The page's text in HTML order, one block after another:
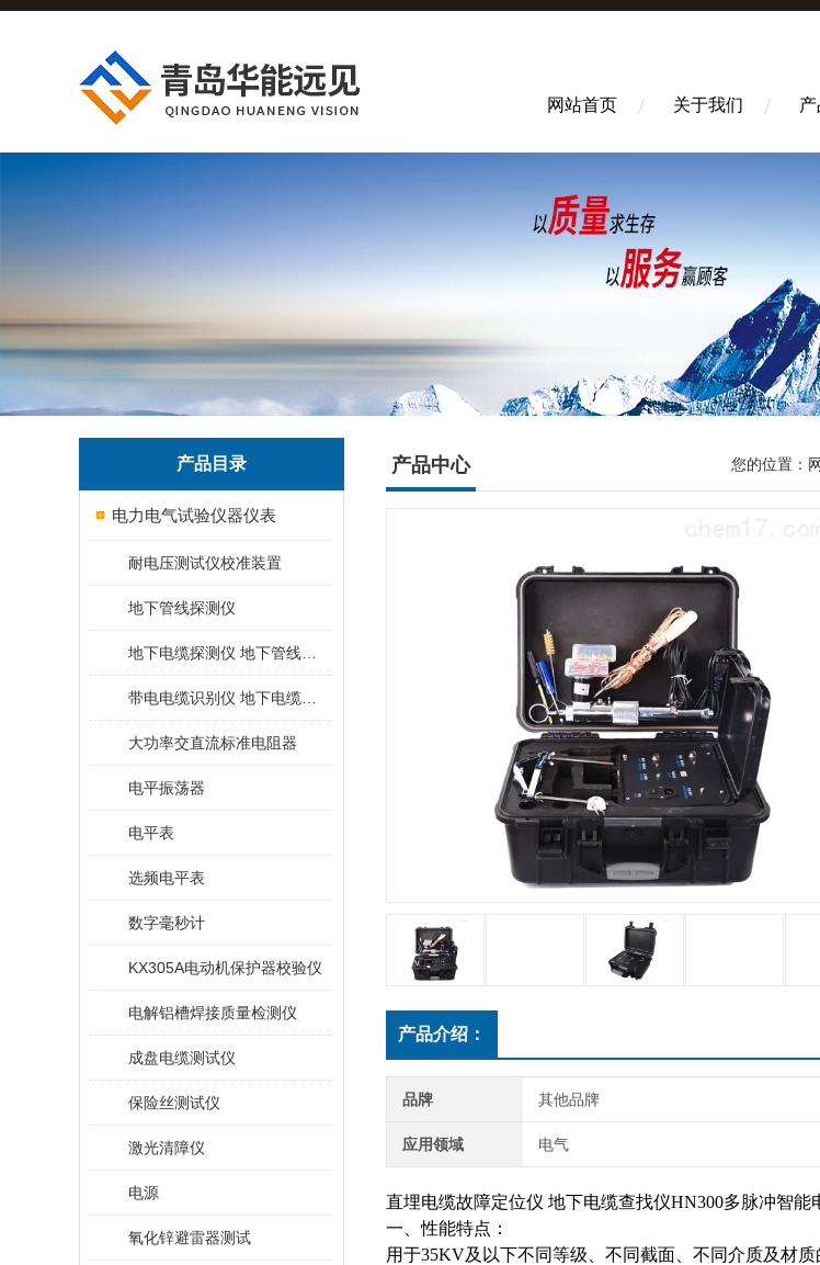
网站首页 关于我们
产品目录
电力电气试验仪器仪表
耐电压测试仪校准装置
地下管线探测仪
大功率交直流标准电阻器
电平振荡器
电平表
选频电平表
数字毫秒计
KX305A电动机保护器校验仪
电解铝槽焊接质量检测仪
成盘电缆测试仪
保险丝测试仪
激光清障仪
电源
氧化锌避雷器测试
产品中心 您的位置：
产品介绍：
品牌 其他品牌
应用领域 电气
直埋电缆故障定位仪 地下电缆查找仪HN300多脉冲智
一、性能特点：
用于35KV及以下不同等级、不同截面、不同介质及材